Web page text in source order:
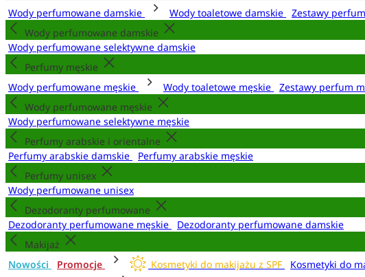
Wody perfumowane damskie
Wody toaletowe damskie
Zestawy
Wody perfumowane damskie
Wody perfumowane selektywne damskie
Perfumy męskie
Wody perfumowane męskie
Wody toaletowe męskie
Zestawy perfum
Wody perfumowane męskie
Wody perfumowane selektywne męskie
Perfumy arabskie i orientalne
Perfumy arabskie damskie
Perfumy arabskie męskie
Perfumy unisex
Wody perfumowane unisex
Dezodoranty perfumowane
Dezodoranty perfumowane męskie
Dezodoranty perfumowane damskie
Makijaż
Nowości
Promocje Kosmetyki do makijażu z SPF Kosmetyki do